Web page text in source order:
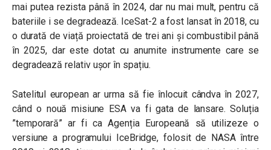
mai putea rezista până în 2024, dar nu mai mult, pentru că
bateriile i se degradează. IceSat-2 a fost lansat în 2018, cu
o durată de viață proiectată de trei ani și combustibil până
în 2025, dar este dotat cu anumite instrumente care se
degradează relativ ușor în spațiu.
Satelitul european ar urma să fie înlocuit cândva în 2027,
când o nouă misiune ESA va fi gata de lansare. Soluția
”temporară” ar fi ca Agenția Europeană să utilizeze o
versiune a programului IceBridge, folosit de NASA între